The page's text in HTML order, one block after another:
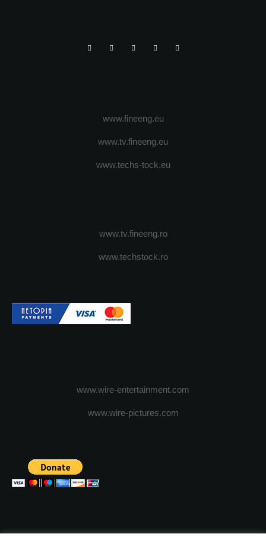
www.fineeng.eu
www.tv.fineeng.eu
www.techs-tock.eu
www.tv.fineeng.ro
www.techstock.ro
www.wire-entertainment.com
www.wire-pictures.com